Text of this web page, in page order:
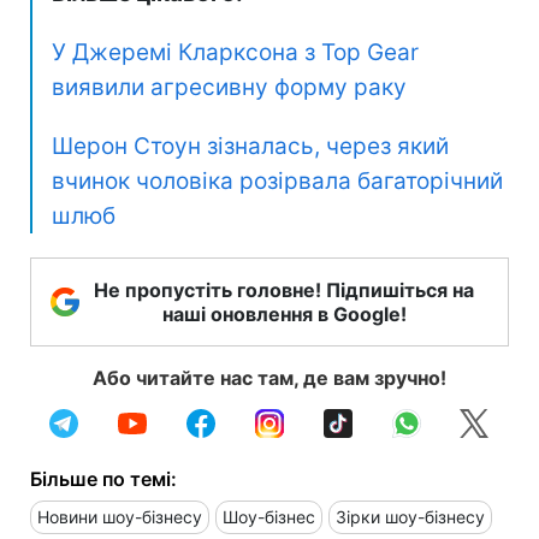
У Джеремі Кларксона з Top Gear
виявили агресивну форму раку
Шерон Стоун зізналась, через який
вчинок чоловіка розірвала багаторічний
шлюб
Не пропустіть головне! Підпишіться на
наші оновлення в Google!
Або читайте нас там, де вам зручно!
Більше по темі:
Новини шоу-бізнесу Шоу-бізнес Зірки шоу-бізнесу